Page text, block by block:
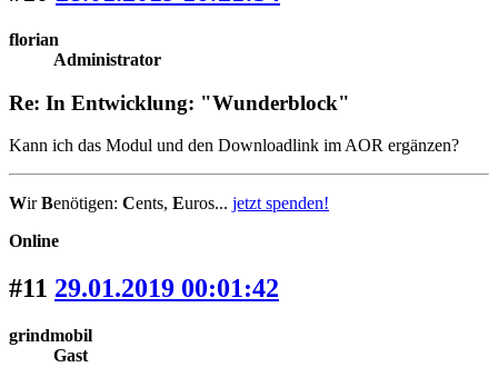
florian
Administrator
Re: In Entwicklung: "Wunderblock"
Kann ich das Modul und den Downloadlink im AOR ergänzen?
WirBenötigen: Cents, Euros... jetzt spenden!
Online
#11 29.01.2019 00:01:42
grindmobil
Gast